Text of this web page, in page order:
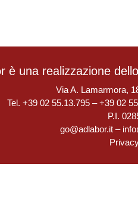
è una realizzazione
Via A. Lamarmora,
Tel. +39 02 55.13.795 – +39 02
P.I.
go@adlabor.it–